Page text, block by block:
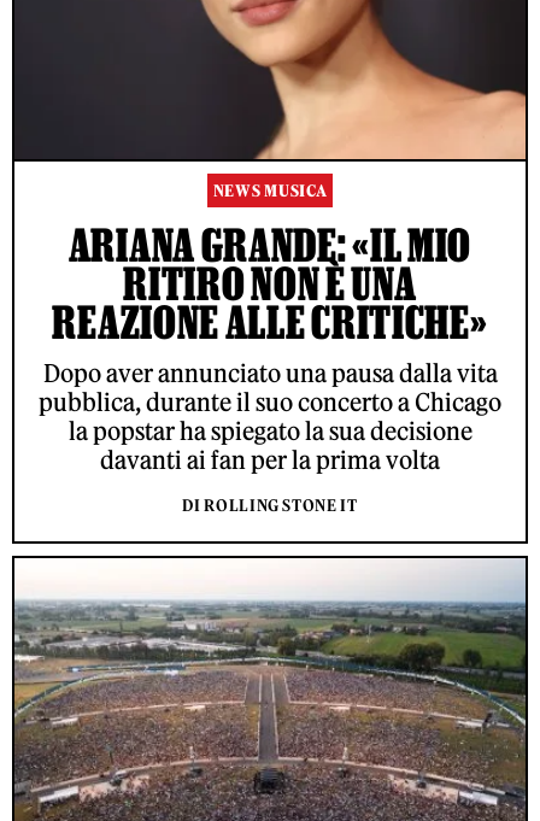
NEWS MUSICA
ARIANA GRANDE: «IL MIO
RITIRO NON È UNA
REAZIONE ALLE CRITICHE»
Dopo aver annunciato una pausa dalla vita
pubblica, durante il suo concerto a Chicago
la popstar ha spiegato la sua decisione
davanti ai fan per la prima volta
DI ROLLING STONE IT